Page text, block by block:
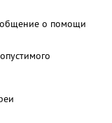
о помощи